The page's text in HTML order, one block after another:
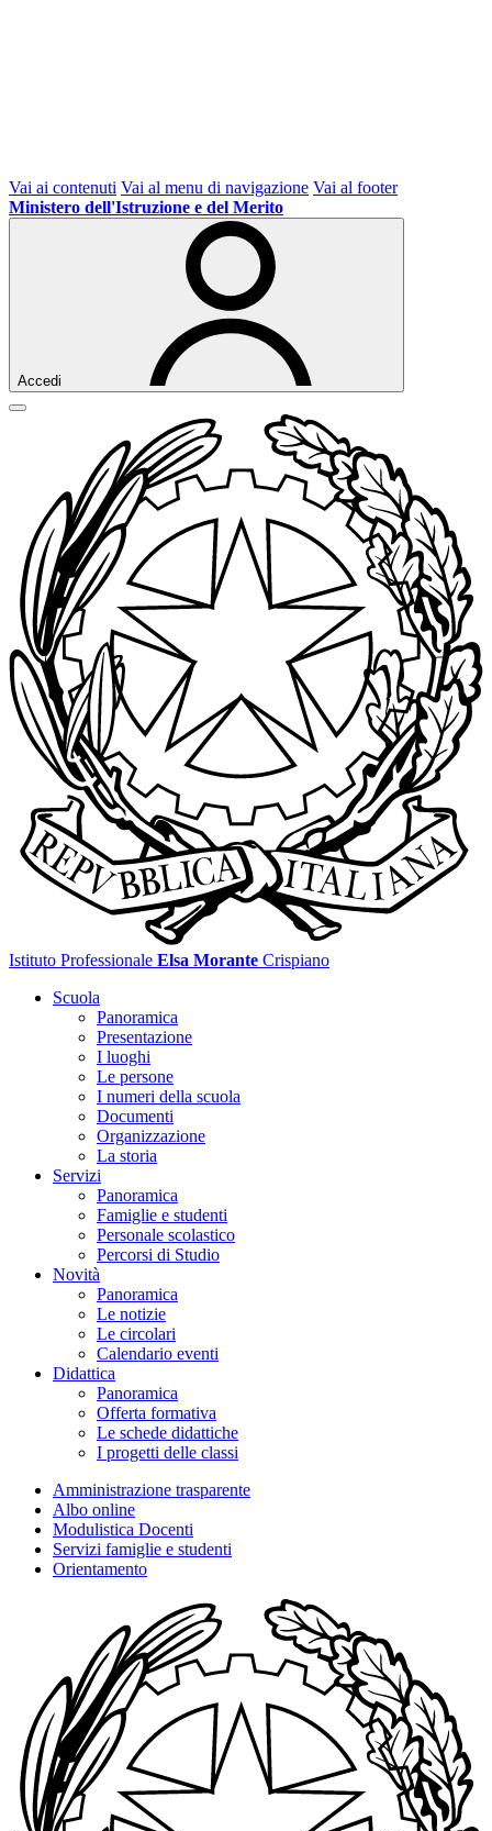
Vai ai contenuti Vai al menu di navigazione Vai al footer
Ministero dell'Istruzione e del Merito
Accedi
Istituto Professionale Elsa Morante Crispiano
Scuola
Panoramica
Presentazione
I luoghi
Le persone
I numeri della scuola
Documenti
Organizzazione
La storia
Servizi
Panoramica
Famiglie e studenti
Personale scolastico
Percorsi di Studio
Novità
Panoramica
Le notizie
Le circolari
Calendario eventi
Didattica
Panoramica
Offerta formativa
Le schede didattiche
I progetti delle classi
Amministrazione trasparente
Albo online
Modulistica Docenti
Servizi famiglie e studenti
Orientamento